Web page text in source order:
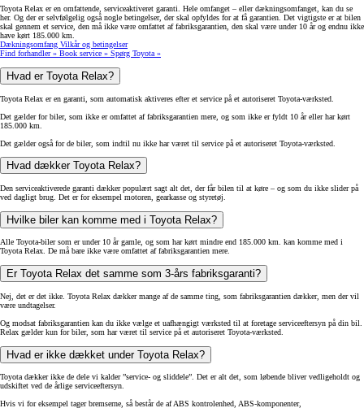
Toyota Relax er en omfattende, serviceaktiveret garanti. Hele omfanget – eller dækningsomfanget, kan du se
her. Og der er selvfølgelig også nogle betingelser, der skal opfyldes for at få garantien. Det vigtigste er at bilen
skal gennem et service, den må ikke være omfattet af fabriksgarantien, den skal være under 10 år og endnu ikke
have kørt 185.000 km.
Dækningsomfang Vilkår og betingelser
Find forhandler » Book service » Spørg Toyota »
Hvad er Toyota Relax?
Toyota Relax er en garanti, som automatisk aktiveres efter et service på et autoriseret Toyota-værksted.
Det gælder for biler, som ikke er omfattet af fabriksgarantien mere, og som ikke er fyldt 10 år eller har kørt
185.000 km.
Det gælder også for de biler, som indtil nu ikke har været til service på et autoriseret Toyota-værksted.
Hvad dækker Toyota Relax?
Den serviceaktiverede garanti dækker populært sagt alt det, der får bilen til at køre – og som du ikke slider på
ved dagligt brug. Det er for eksempel motoren, gearkasse og styretøj.
Hvilke biler kan komme med i Toyota Relax?
Alle Toyota-biler som er under 10 år gamle, og som har kørt mindre end 185.000 km. kan komme med i
Toyota Relax. De må bare ikke være omfattet af fabriksgarantien mere.
Er Toyota Relax det samme som 3-års fabriksgaranti?
Nej, det er det ikke. Toyota Relax dækker mange af de samme ting, som fabriksgarantien dækker, men der vil
være undtagelser.
Og modsat fabriksgarantien kan du ikke vælge et uafhængigt værksted til at foretage serviceeftersyn på din bil.
Relax gælder kun for biler, som har været til service på et autoriseret Toyota-værksted.
Hvad er ikke dækket under Toyota Relax?
Toyota dækker ikke de dele vi kalder ”service- og sliddele”. Det er alt det, som løbende bliver vedligeholdt og
udskiftet ved de årlige serviceeftersyn.
Hvis vi for eksempel tager bremserne, så består de af ABS kontrolenhed, ABS-komponenter,